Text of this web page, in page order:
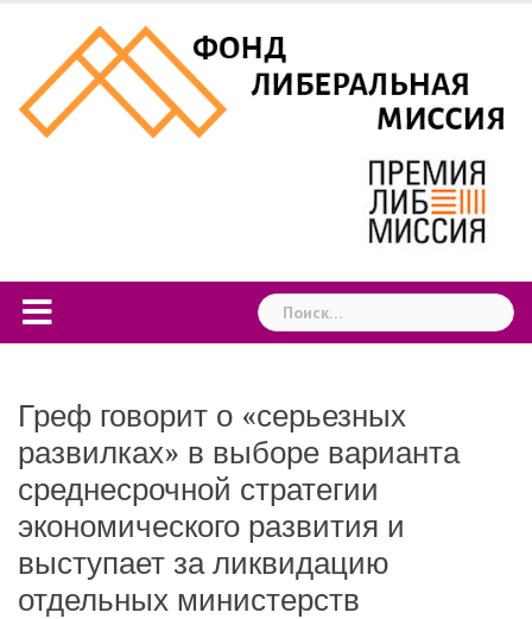
content
Найти:
Греф говорит о «серьезных
развилках» в выборе варианта
среднесрочной стратегии
экономического развития и
выступает за ликвидацию
отдельных министерств